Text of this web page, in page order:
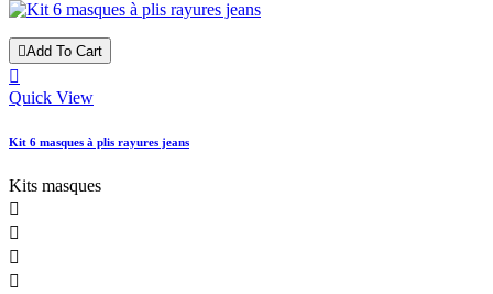
Add To Cart

Quick View
Kit 6 masques à plis rayures jeans
Kits masques



